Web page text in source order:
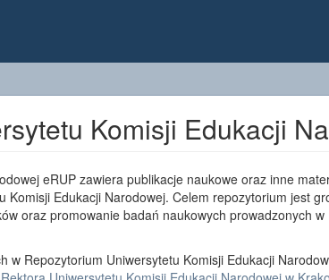
Komisji Edukacji
eRUP zawiera publikacje naukowe oraz inne
Komisji Edukacji Narodowej. Celem repozytorium jest
oraz promowanie badań naukowych prowadzonych
Repozytorium Uniwersytetu Komisji Edukacji